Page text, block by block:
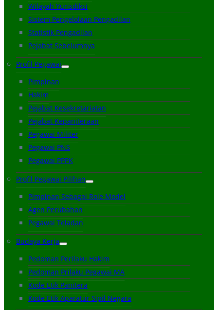
Wilayah Yurisdiksi
Sistem Pengelolaan Pengadilan
Statistik Pengadilan
Pejabat Sebelumnya
Profil Pegawai
Pimpinan
Hakim
Pejabat Kesekretariatan
Pejabat Kepaniteraan
Pegawai Militer
Pegawai PNS
Pegawai PPPK
Profil Pegawai Pilihan
Pimpinan Sebagai Role Model
Agen Perubahan
Pegawai Teladan
Budaya Kerja
Pedoman Perilaku Hakim
Pedoman Prilaku Pegawai MA
Kode Etik Panitera
Kode Etik Aparatur Sipil Negara